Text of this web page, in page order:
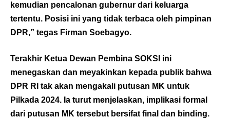
kemudian pencalonan gubernur dari keluarga
tertentu. Posisi ini yang tidak terbaca oleh pimpinan
DPR,” tegas Firman Soebagyo.
Terakhir Ketua Dewan Pembina SOKSI ini
menegaskan dan meyakinkan kepada publik bahwa
DPR RI tak akan mengakali putusan MK untuk
Pilkada 2024. Ia turut menjelaskan, implikasi formal
dari putusan MK tersebut bersifat final dan binding.